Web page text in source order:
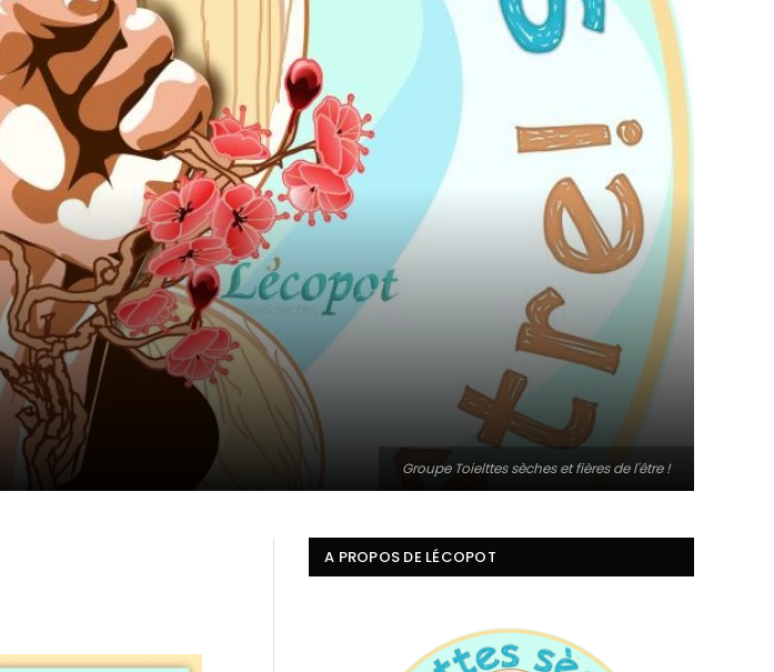
Groupe Toielttes sèches et fières de l'être !
A PROPOS DE LÉCOPOT